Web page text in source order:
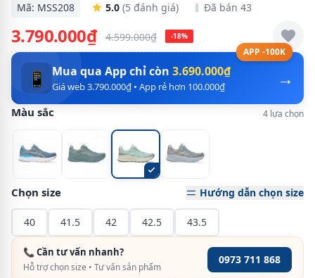
Mã: MSS208 5.0 (5 đánh giá) Đã bán 43
3.790.000₫ 4.599.000₫ -18%
APP -100K
→
📱 Mua qua App chỉ còn 3.690.000₫
Giá web 3.790.000₫ • App rẻ hơn 100.000₫
Màu sắc 4 lựa chọn
Chọn size Hướng dẫn chọn size
40 41.5 42 42.5 43.5
📞 Cần tư vấn nhanh?
Hỗ trợ chọn size • Tư vấn sản phẩm
0973 711 868